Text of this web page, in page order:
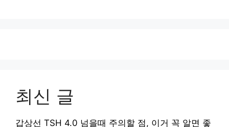
최신 글
갑상선 TSH 4.0 넘을때 주의할 점, 이거 꼭 알면 좋